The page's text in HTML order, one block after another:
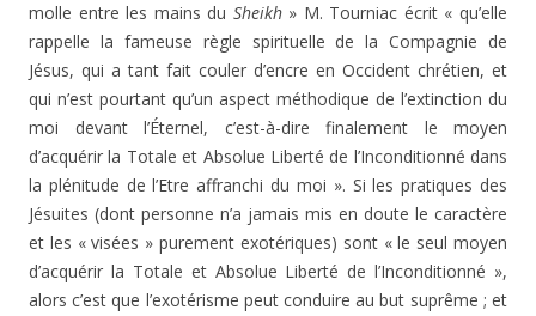
molle entre les mains du Sheikh» M. Tourniac écrit « qu’elle
rappelle la fameuse règle spirituelle de la Compagnie de
Jésus, qui a tant fait couler d’encre en Occident chrétien, et
qui n’est pourtant qu’un aspect méthodique de l’extinction du
moi devant l’Éternel, c’est-à-dire finalement le moyen
d’acquérir la Totale et Absolue Liberté de l’Inconditionné dans
la plénitude de l’Etre affranchi du moi ». Si les pratiques des
Jésuites (dont personne n’a jamais mis en doute le caractère
et les « visées » purement exotériques) sont « le seul moyen
d’acquérir la Totale et Absolue Liberté de l’Inconditionné »,
alors c’est que l’exotérisme peut conduire au but suprême ; et